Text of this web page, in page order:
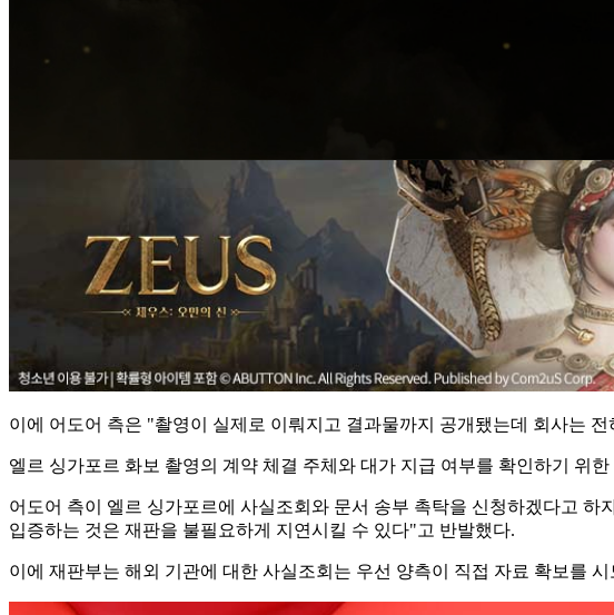
이에 어도어 측은 "촬영이 실제로 이뤄지고 결과물까지 공개됐는데 회사는
엘르 싱가포르 화보 촬영의 계약 체결 주체와 대가 지급 여부를 확인하기 위
어도어 측이 엘르 싱가포르에 사실조회와 문서 송부 촉탁을 신청하겠다고
입증하는 것은 재판을 불필요하게 지연시킬 수 있다"고 반발했다.
이에 재판부는 해외 기관에 대한 사실조회는 우선 양측이 직접 자료 확보를